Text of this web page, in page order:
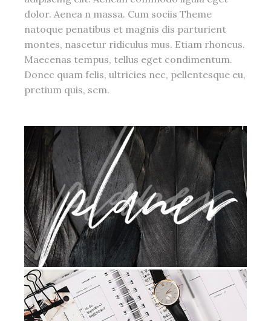
dolor. Aenea n massa. Cum sociis Theme
natoque penatibus et magnis dis parturient
montes, nascetur ridiculus mus. Etiam rhoncus.
Maecenas tempus, tellus eget condimentum.
Donec quam felis, ultricies nec, pellentesque eu,
pretium quis, sem.